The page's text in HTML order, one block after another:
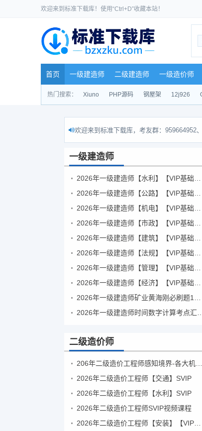
欢迎来到标准下载库！使用“Ctrl+D”收藏本站！
首页 一级建造师 二级建造师 一级造价师
热门搜索： Xiuno PHP源码 钢屋架 12j926
欢迎来到标准下载库，考友群：959664952、
一级建造师
二级造价师
2026年二级造价工程师【交通】SVIP
2026年二级造价工程师【水利】SVIP
2026年二级造价工程师SVIP视频课程